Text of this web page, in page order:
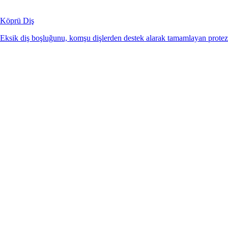
Köprü Diş
Eksik diş boşluğunu, komşu dişlerden destek alarak tamamlayan protez